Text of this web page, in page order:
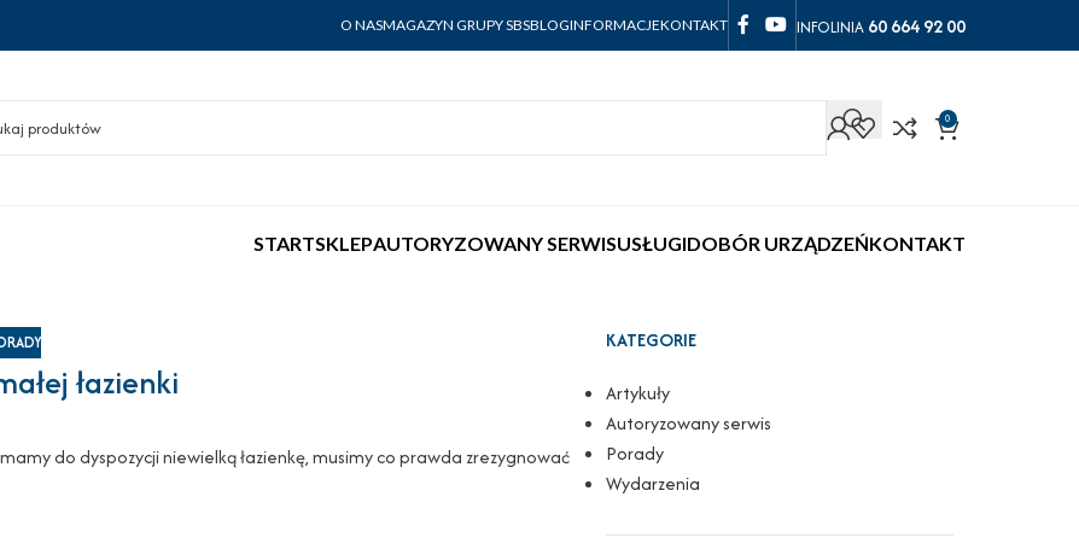
O NASMAGAZYN GRUPY SBSBLOGINFORMACJEKONTAKT INFOLINIA 60 664 92 00
0
STARTSKLEPAUTORYZOWANY SERWISUSŁUGIDOBÓR URZĄDZEŃKONTAKT
łazienki
do dyspozycji niewielką łazienkę, musimy co prawda zrezygnować
KATEGORIE
Artykuły
Autoryzowany serwis
Porady
Wydarzenia